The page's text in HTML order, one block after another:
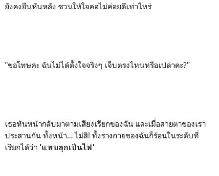
ยังคงยืนหันหลัง ชวนให้ใจคอไม่ค่อยด่ีเท่าไหร่
"ขอโทษค่ะ ฉันไม่ได้ตั้งใจจริงๆ เจ็บตรงไหนหรือเปล่าคะ?"
เธอหันหน้ากลับมาตามเสียงเรียกของฉัน และเมื่อสายตาของเรา
ประสานกัน ทั้งหน้า... ไม่สิ! ทั้งร่างกายของฉันก็ร้อนในระดับที่
เรียกได้ว่า 'แทบลุกเป็นไฟ'